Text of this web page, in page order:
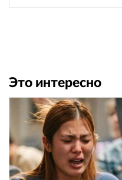
Это интересно